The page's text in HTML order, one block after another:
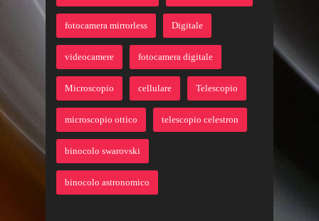
fotocamera mirrorless Digitale
videocamere fotocamera digitale
Microscopio cellulare Telescopio
microscopio ottico telescopio celestron
binocolo swarovski
binocolo astronomico